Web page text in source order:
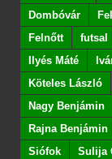
Dombóvár
Felnőtt
futsal
Ilyés Máté
Köteles László
Nagy Benjámin
Rajna Benjámin
Siófok
Sulija